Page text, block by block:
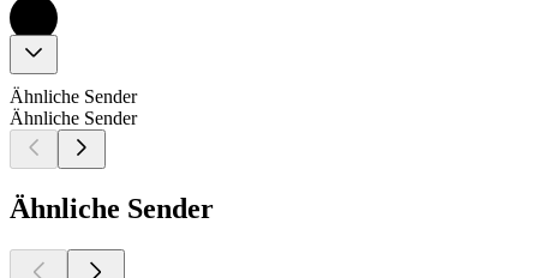
Ähnliche Sender
Ähnliche Sender
Ähnliche Sender